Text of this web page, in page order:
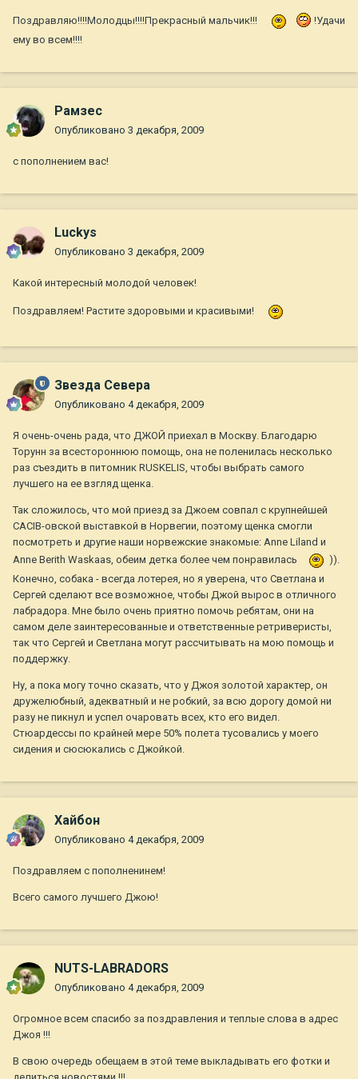
Поздравляю!!!!Молодцы!!!!Прекрасный мальчик!!!
!Удачи
ему во всем!!!!
Рамзес
Опубликовано 3 декабря, 2009
с пополнением вас!
Luckys
Опубликовано 3 декабря, 2009
Какой интересный молодой человек!
Поздравляем! Растите здоровыми и красивыми!
Звезда Севера
Опубликовано 4 декабря, 2009
Я очень-очень рада, что ДЖОЙ приехал в Москву. Благодарю
Торунн за всестороннюю помощь, она не поленилась несколько
раз съездить в питомник RUSKELIS, чтобы выбрать самого
лучшего на ее взгляд щенка.
Так сложилось, что мой приезд за Джоем совпал с крупнейшей
CACIB-овской выставкой в Норвегии, поэтому щенка смогли
посмотреть и другие наши норвежские знакомые: Anne Liland и
Anne Berith Waskaas, обеим детка более чем понравилась
)).
Конечно, собака - всегда лотерея, но я уверена, что Светлана и
Сергей сделают все возможное, чтобы Джой вырос в отличного
лабрадора. Мне было очень приятно помочь ребятам, они на
самом деле заинтересованные и ответственные ретриверисты,
так что Сергей и Светлана могут рассчитывать на мою помощь и
поддержку.
Ну, а пока могу точно сказать, что у Джоя золотой характер, он
дружелюбный, адекватный и не робкий, за всю дорогу домой ни
разу не пикнул и успел очаровать всех, кто его видел.
Стюардессы по крайней мере 50% полета тусовались у моего
сидения и сюсюкались с Джойкой.
Хайбон
Опубликовано 4 декабря, 2009
Поздравляем с пополненинем!
Всего самого лучшего Джою!
NUTS-LABRADORS
Опубликовано 4 декабря, 2009
Огромное всем спасибо за поздравления и теплые слова в адрес
Джоя !!!
В свою очередь обещаем в этой теме выкладывать его фотки и